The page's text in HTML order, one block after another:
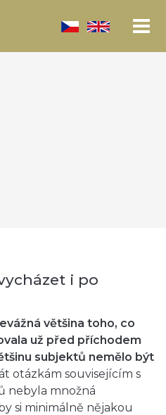
i po
většina toho, co
už před příchodem
subjektů nemělo být
otázkám souvisejícím s
nebyla množná
si minimálně nějakou